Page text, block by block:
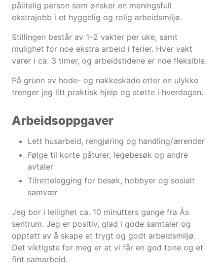
pålitelig person som ønsker en meningsfull
ekstrajobb i et hyggelig og rolig arbeidsmiljø.
Stillingen består av 1–2 vakter per uke, samt
mulighet for noe ekstra arbeid i ferier. Hver vakt
varer i ca. 3 timer, og arbeidstidene er noe fleksible.
På grunn av hode- og nakkeskade etter en ulykke
trenger jeg litt praktisk hjelp og støtte i hverdagen.
Arbeidsoppgaver
Lett husarbeid, rengjøring og handling/ærender
Følge til korte gåturer, legebesøk og andre
avtaler
Tilrettelegging for besøk, hobbyer og sosialt
samvær
Jeg bor i leilighet ca. 10 minutters gange fra Ås
sentrum. Jeg er positiv, glad i gode samtaler og
opptatt av å skape et trygt og godt arbeidsmiljø.
Det viktigste for meg er at vi får en god tone og et
fint samarbeid.